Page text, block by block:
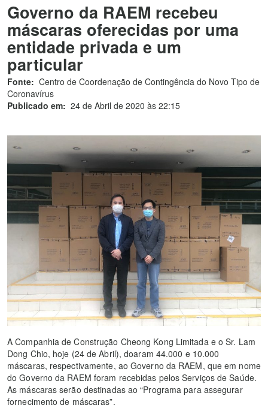
Governo da RAEM recebeu
máscaras oferecidas por uma
entidade privada e um
particular
Fonte: Centro de Coordenação de Contingência do Novo Tipo de
Coronavírus
Publicado em: 24 de Abril de 2020 às 22:15
A Companhia de Construção Cheong Kong Limitada e o Sr. Lam
Dong Chio, hoje (24 de Abril), doaram 44.000 e 10.000
máscaras, respectivamente, ao Governo da RAEM, que em nome
do Governo da RAEM foram recebidas pelos Serviços de Saúde.
As máscaras serão destinadas ao “Programa para assegurar
fornecimento de máscaras”.